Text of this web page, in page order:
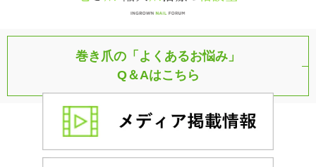
巻き爪の「よくあるお悩み」
Q＆Aはこちら